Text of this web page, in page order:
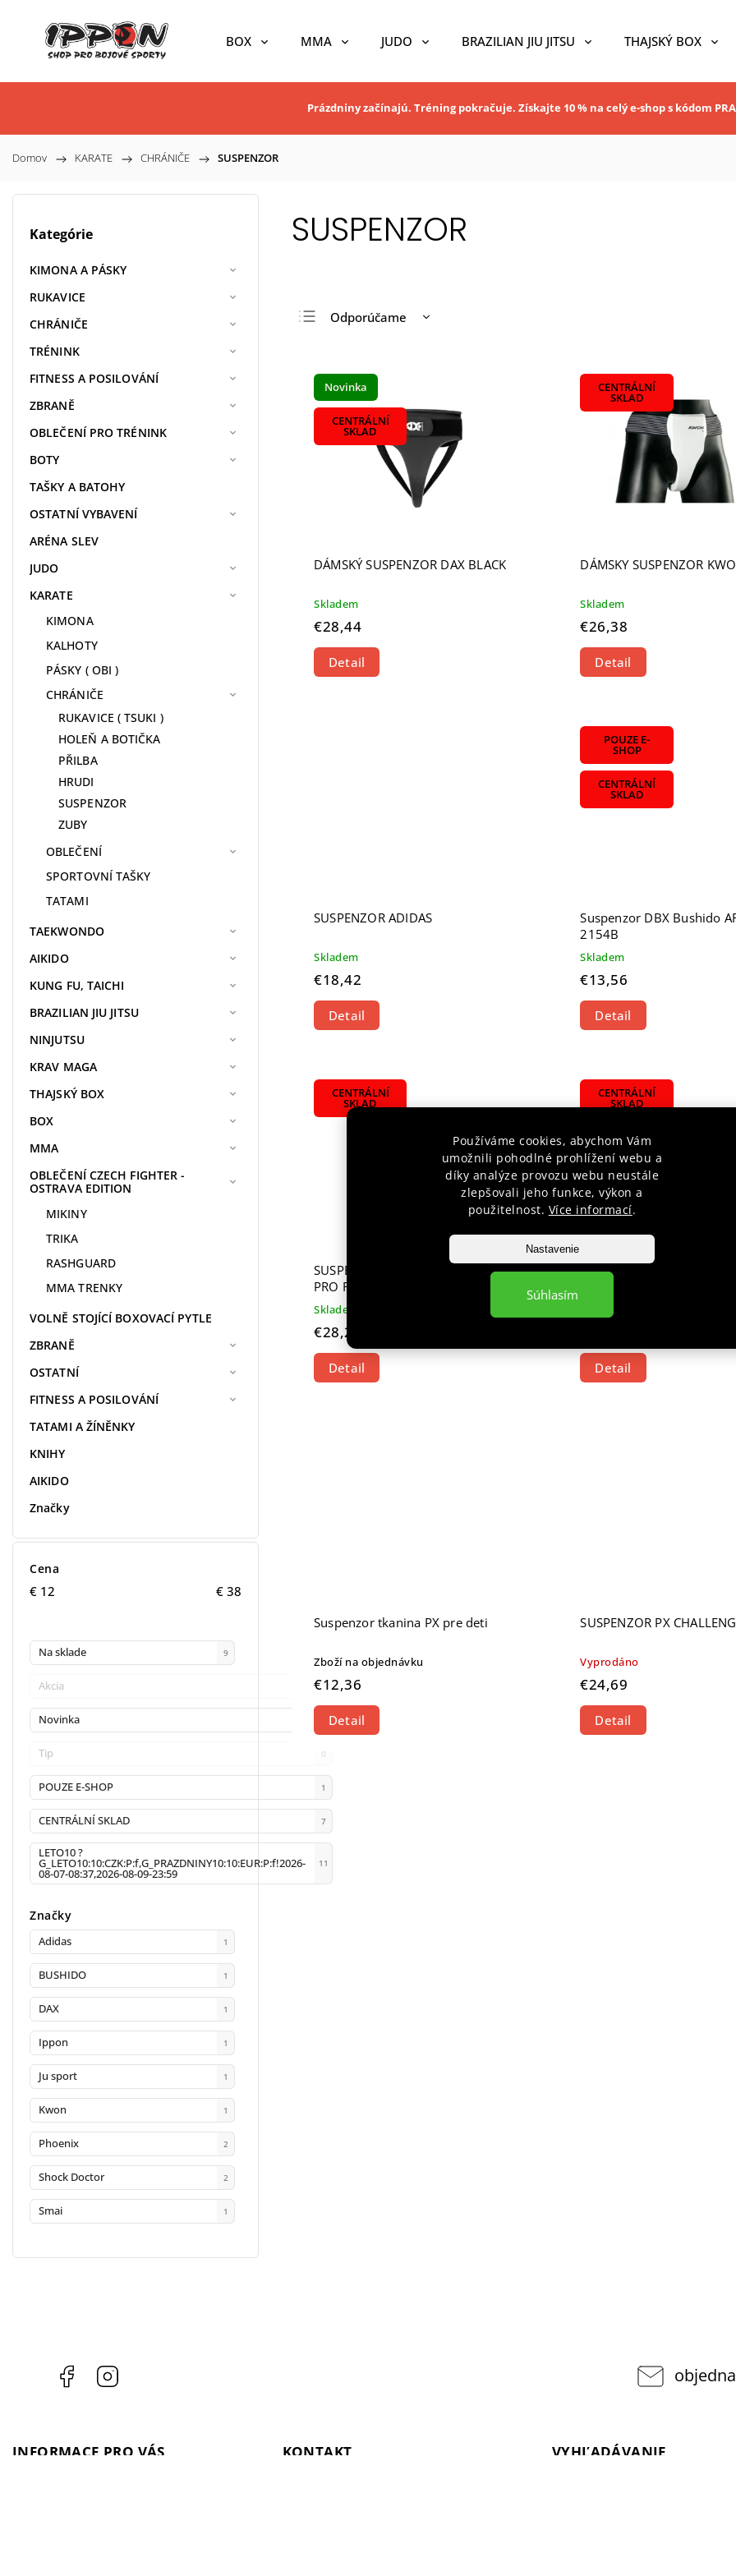
Používáme cookies, abychom Vám
umožnili pohodlné prohlížení webu a
díky analýze provozu webu neustále
zlepšovali jeho funkce, výkon a
použitelnost. Více informací.
Nastavenie
Súhlasím
BOX MMA JUDO BRAZILIAN JIU JITSU THAJSKÝ BOX
Prázdniny začínajú. Tréning pokračuje. Získajte 10 % na celý e-shop s kódom
Domov / KARATE / CHRÁNIČE / SUSPENZOR
Kategórie
KIMONA A PÁSKY
RUKAVICE
CHRÁNIČE
TRÉNINK
FITNESS A POSILOVÁNÍ
ZBRANĚ
OBLEČENÍ PRO TRÉNINK
BOTY
TAŠKY A BATOHY
OSTATNÍ VYBAVENÍ
ARÉNA SLEV
JUDO
KARATE
KIMONA
KALHOTY
PÁSKY ( OBI )
CHRÁNIČE
RUKAVICE ( TSUKI )
HOLEŇ A BOTIČKA
PŘILBA
HRUDI
SUSPENZOR
ZUBY
OBLEČENÍ
SPORTOVNÍ TAŠKY
TATAMI
TAEKWONDO
AIKIDO
KUNG FU, TAICHI
BRAZILIAN JIU JITSU
NINJUTSU
KRAV MAGA
THAJSKÝ BOX
BOX
MMA
OBLEČENÍ CZECH FIGHTER -
OSTRAVA EDITION
MIKINY
TRIKA
RASHGUARD
MMA TRENKY
VOLNĚ STOJÍCÍ BOXOVACÍ PYTLE
ZBRANĚ
OSTATNÍ
FITNESS A POSILOVÁNÍ
TATAMI A ŽÍNĚNKY
KNIHY
AIKIDO
Značky
Cena
€ 12 €38
Na sklade 9
Akcia 0
Novinka
Tip 0
POUZE E-SHOP 1
CENTRÁLNÍ SKLAD 7
LETO10 ?
G_LETO10:10:CZK:P:f,G_PRAZDNINY10:10:EUR:P:f!2026-
08-07-08:37,2026-08-09-23:59
11
Značky
Adidas 1
BUSHIDO 1
DAX 1
Ippon 1
Ju sport 1
Kwon 1
Phoenix 2
Shock Doctor 2
Smai 1
SUSPENZOR
Odporúčame
Najdrahšie
Najpredávanejšie
Abecedne
Novinka
CENTRÁLNÍ
SKLAD
DÁMSKÝ SUSPENZOR DAX BLACK
Skladem
€28,44
Detail
CENTRÁLNÍ
SKLAD
DÁMSKY SUSPENZOR
Skladem
€26,38
Detail
SUSPENZOR ADIDAS
Skladem
€18,42
Detail
POUZE E-
SHOP
CENTRÁLNÍ
SKLAD
Suspenzor DBX Bushido
2154B
Skladem
€13,56
Detail
CENTRÁLNÍ
SKLAD
SUSPENZOR JU-SPORTS MOTION
PRO FLEXCUP
Skladem
€28,23
Detail
CENTRÁLNÍ
SKLAD
SUSPENZOR SHOCK
Detail
Suspenzor tkanina PX pre deti
Zboží na objednávku
€12,36
Detail
SUSPENZOR PX
Vyprodáno
€24,69
Detail
Facebook
INFORMACE PRO VÁS KONTAKT VYHĽADÁVANIE